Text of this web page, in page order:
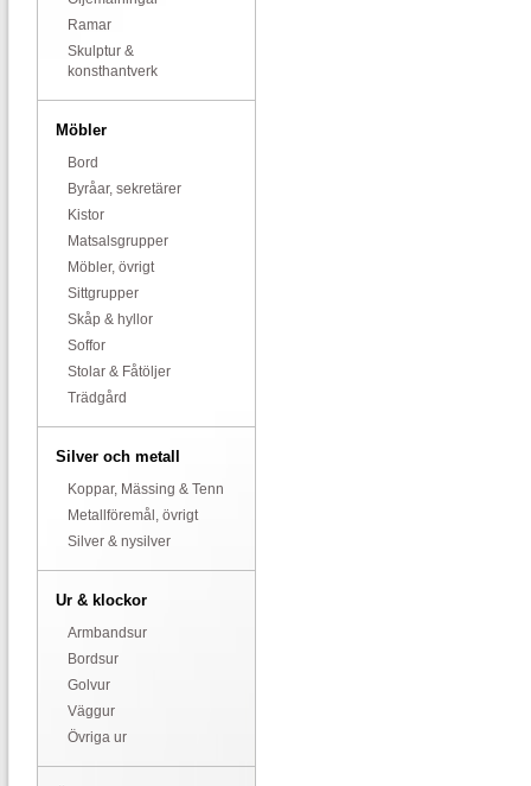
Ramar
Skulptur &
konsthantverk
Möbler
Bord
Byråar, sekretärer
Kistor
Matsalsgrupper
Möbler, övrigt
Sittgrupper
Skåp & hyllor
Soffor
Stolar & Fåtöljer
Trädgård
Silver och metall
Koppar, Mässing & Tenn
Metallföremål, övrigt
Silver & nysilver
Ur & klockor
Armbandsur
Bordsur
Golvur
Väggur
Övriga ur